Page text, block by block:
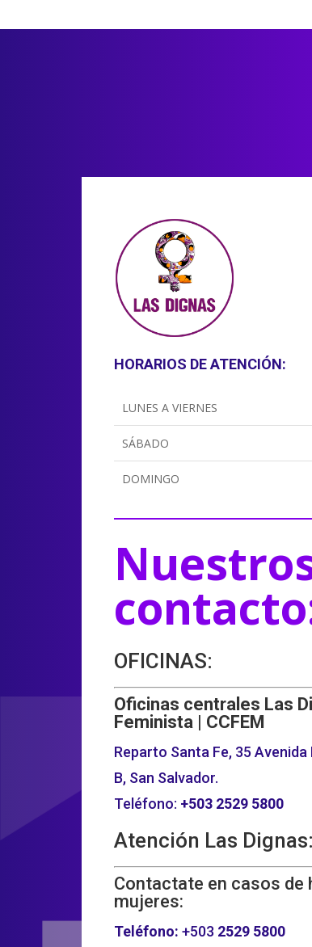
HORARIOS DE ATENCIÓN:
LUNES A VIERNES
SÁBADO
DOMINGO
OFICINAS:
Oficinas centrales Las
Feminista | CCFEM
Reparto Santa Fe, 35
B, San Salvador.
Teléfono: +503 2529 5800
Atención Las Dignas:
Contactate en casos de
mujeres:
Teléfono: +503 2529 5800